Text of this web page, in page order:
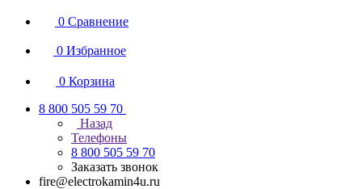
0 Сравнение
0 Избранное
0 Корзина
8 800 505 59 70
Назад
Телефоны
8 800 505 59 70
Заказать звонок
fire@electrokamin4u.ru